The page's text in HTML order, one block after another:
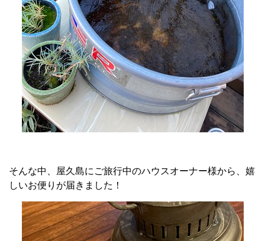
そんな中、屋久島にご旅行中のハウスオーナー様から、嬉
しいお便りが届きました！